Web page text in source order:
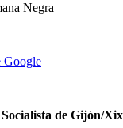
Negra
Google
de Gijón/